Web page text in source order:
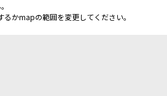
かmapの範囲を変更してください。